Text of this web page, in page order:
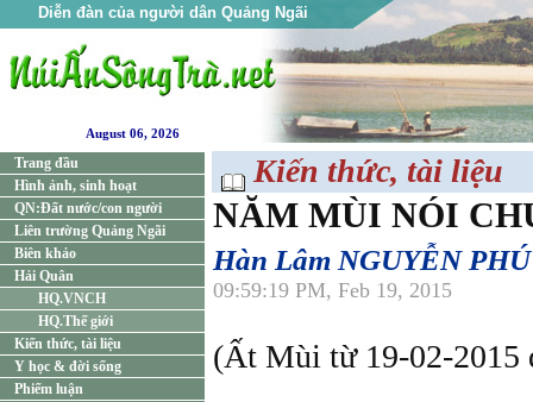
Diễn đàn của người dân Quảng Ngãi
August 06, 2026
Trang đầu
Hình ảnh, sinh hoạt
QN:Đất nước/con người
Liên trường Quảng Ngãi
Biên khảo
Hải Quân
HQ.VNCH
HQ.Thế giới
Kiến thức, tài liệu
Y học & đời sống
Phiếm luận
Kiến thức, tài liệu
NĂM MÙI NÓI
Hàn Lâm NGUYỄN
09:59:19 PM, Feb 19, 2015
(Ất Mùi từ 19-02-2015